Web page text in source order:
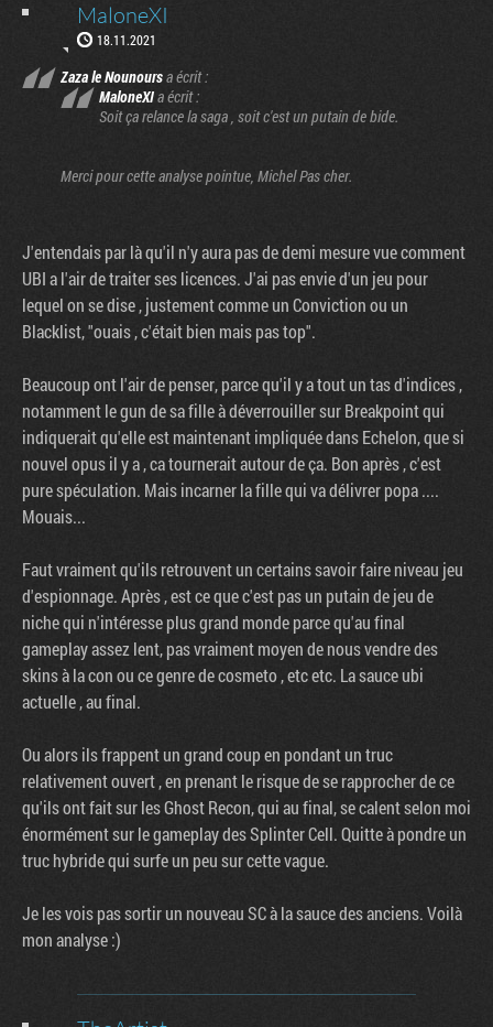
MaloneXI
18.11.2021
Zaza le Nounoursa écrit :
MaloneXIa écrit :
Soit ça relance la saga , soit c'est un putain de bide.
Merci pour cette analyse pointue, Michel Pas cher.
J'entendais par là qu'il n'y aura pas de demi mesure vue comment
UBI a l'air de traiter ses licences. J'ai pas envie d'un jeu pour
lequel on se dise , justement comme un Conviction ou un
Blacklist, "ouais , c'était bien mais pas top".
Beaucoup ont l'air de penser, parce qu'il y a tout un tas d'indices ,
notamment le gun de sa fille à déverrouiller sur Breakpoint qui
indiquerait qu'elle est maintenant impliquée dans Echelon, que si
nouvel opus il y a , ca tournerait autour de ça. Bon après , c'est
pure spéculation. Mais incarner la fille qui va délivrer popa ....
Mouais...
Faut vraiment qu'ils retrouvent un certains savoir faire niveau jeu
d'espionnage. Après , est ce que c'est pas un putain de jeu de
niche qui n'intéresse plus grand monde parce qu'au final
gameplay assez lent, pas vraiment moyen de nous vendre des
skins à la con ou ce genre de cosmeto , etc etc. La sauce ubi
actuelle , au final.
Ou alors ils frappent un grand coup en pondant un truc
relativement ouvert , en prenant le risque de se rapprocher de ce
qu'ils ont fait sur les Ghost Recon, qui au final, se calent selon moi
énormément sur le gameplay des Splinter Cell. Quitte à pondre un
truc hybride qui surfe un peu sur cette vague.
Je les vois pas sortir un nouveau SC à la sauce des anciens. Voilà
mon analyse :)